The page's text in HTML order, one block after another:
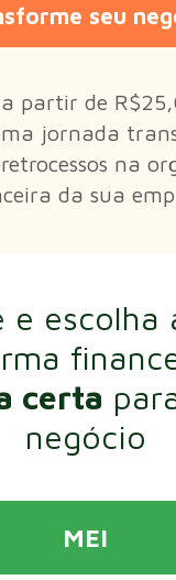
seu
partir de
jornada
na
da sua
e escolha
certa
negócio
MEI